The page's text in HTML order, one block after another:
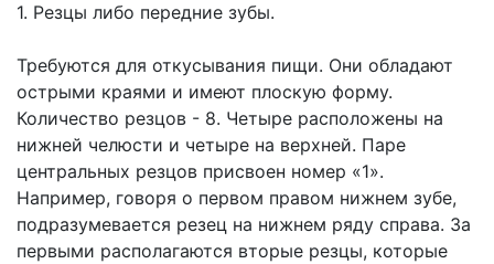
1. Резцы либо передние зубы.
Требуются для откусывания пищи. Они обладают
острыми краями и имеют плоскую форму.
Количество резцов - 8. Четыре расположены на
нижней челюсти и четыре на верхней. Паре
центральных резцов присвоен номер «1».
Например, говоря о первом правом нижнем зубе,
подразумевается резец на нижнем ряду справа. За
первыми располагаются вторые резцы, которые